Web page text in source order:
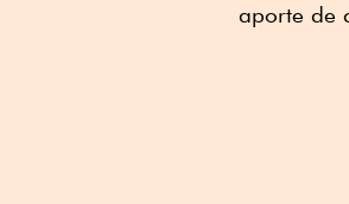
aporte de